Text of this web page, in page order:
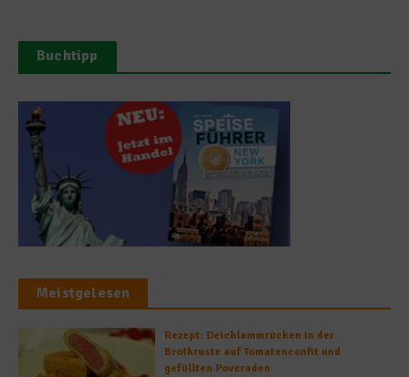
Buchtipp
Meistgelesen
Rezept: Deichlammrücken in der
Brotkruste auf Tomatenconfit und
gefüllten Poveraden